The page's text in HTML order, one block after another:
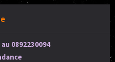
0892230094